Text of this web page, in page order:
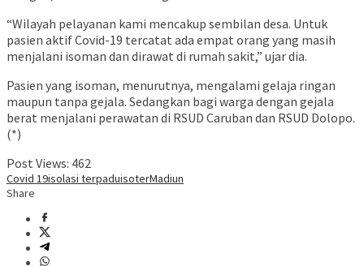
“Wilayah pelayanan kami mencakup sembilan desa. Untuk
pasien aktif Covid-19 tercatat ada empat orang yang masih
menjalani isoman dan dirawat di rumah sakit,” ujar dia.
Pasien yang isoman, menurutnya, mengalami gelaja ringan
maupun tanpa gejala. Sedangkan bagi warga dengan gejala
berat menjalani perawatan di RSUD Caruban dan RSUD Dolopo.
(*)
Post Views: 462
Covid 19isolasi terpaduisoterMadiun
Share